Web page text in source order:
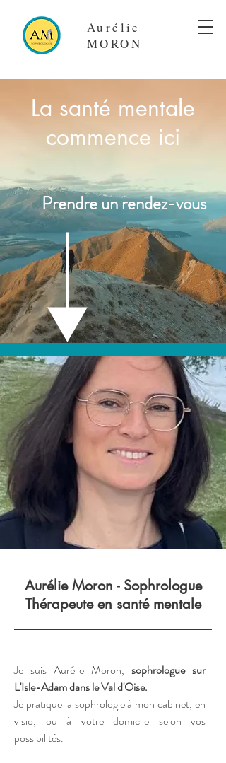
Aurélie
MORON
La santé mentale
commence ici
Prendre un rendez-vous
Aurélie Moron - Sophrologue
Thérapeute en santé mentale
Je suis Aurélie Moron, sophrologue sur
L'Isle-Adam dans le Val d'Oise.
Je pratique la sophrologie à mon cabinet, en
visio, ou à votre domicile selon vos
possibilités.